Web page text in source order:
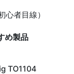
者目線）
め製品
TO1104